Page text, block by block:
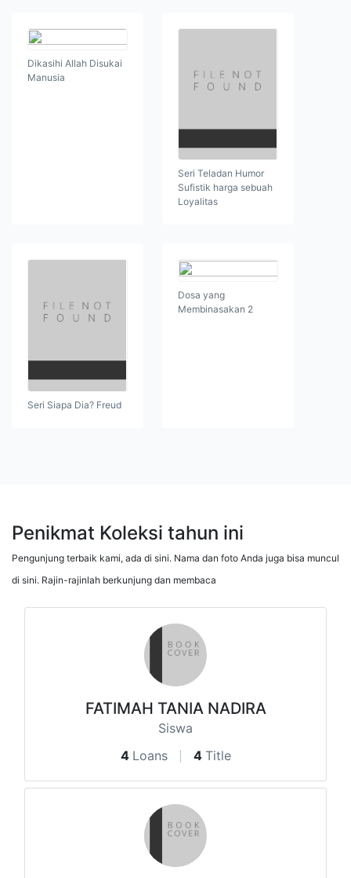
Dikasihi Allah Disukai
Manusia
Seri Teladan Humor
Sufistik harga sebuah
Loyalitas
Seri Siapa Dia? Freud
Dosa yang
Membinasakan 2
Penikmat Koleksi tahun ini
Pengunjung terbaik kami, ada di sini. Nama dan foto Anda juga bisa muncul
di sini. Rajin-rajinlah berkunjung dan membaca
FATIMAH TANIA NADIRA
Siswa
4 Loans 4 Title